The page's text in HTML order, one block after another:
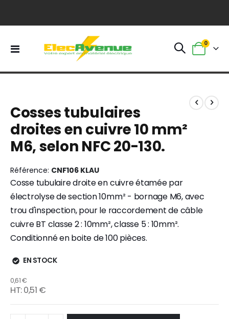
Basculer
Panier
0
the
end
of
the
images
the
beginning
of
the
images
Cosses tubulaires
droites en cuivre 10 mm²
M6, selon NFC 20-130.
Référence CNF106 KLAU
Cosse tubulaire droite en cuivre étamée par
électrolyse de section 10mm² - bornage M6, avec
trou d'inspection, pour le raccordement de câble
cuivre BT classe 2 : 10mm², classe 5 : 10mm².
Conditionné en boite de 100 pièces.
EN STOCK
0,61 €
0,51 €